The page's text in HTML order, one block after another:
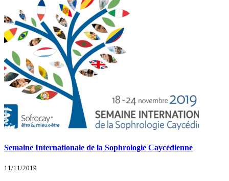
Semaine Internationale de la Sophrologie Caycédienne
11/11/2019